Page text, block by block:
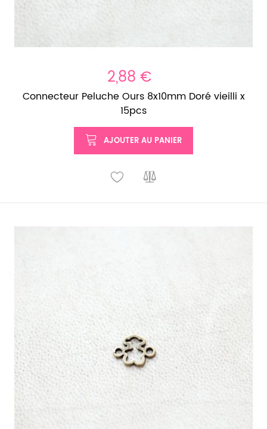
2,88 €
Connecteur Peluche Ours 8x10mm Doré vieilli x
15pcs
AJOUTER AU PANIER